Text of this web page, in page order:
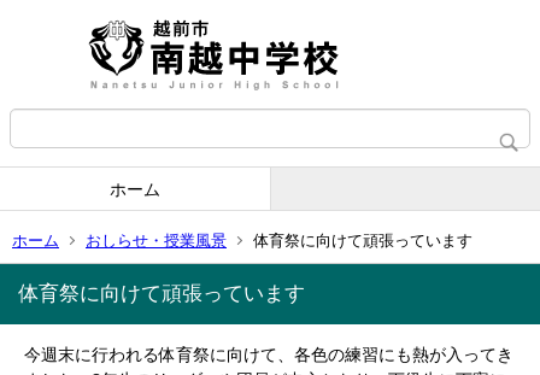
ホーム
ホーム おしらせ・授業風景 体育祭に向けて頑張っています
体育祭に向けて頑張っています
今週末に行われる体育祭に向けて、各色の練習にも熱が入ってき